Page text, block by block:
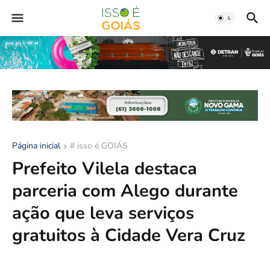
Página inicial # isso é GOIÁS
Prefeito Vilela destaca
parceria com Alego durante
ação que leva serviços
gratuitos à Cidade Vera Cruz